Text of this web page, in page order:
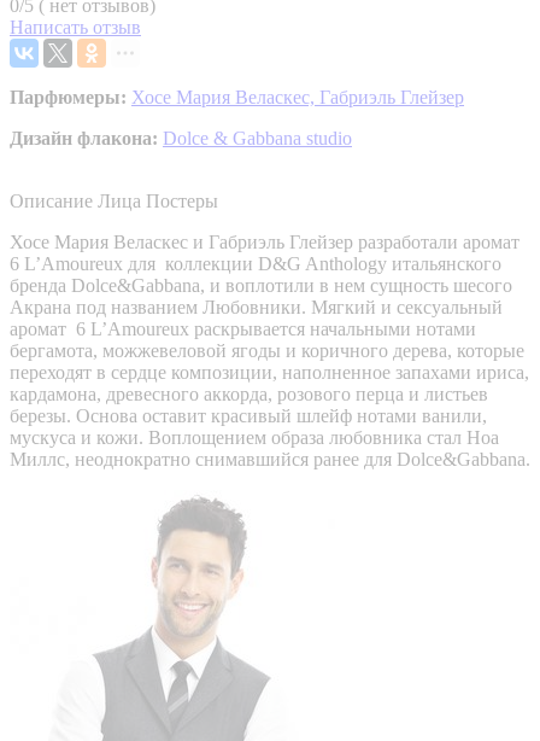
0/5 ( нет отзывов)
Написать отзыв
Парфюмеры: Хосе Мария Веласкес, Габриэль Глейзер
Дизайн флакона: Dolce & Gabbana studio
Описание Лица Постеры
Хосе Мария Веласкес и Габриэль Глейзер разработали аромат
6 L’Amoureux для коллекции D&G Anthology итальянского
бренда Dolce&Gabbana, и воплотили в нем сущность шесого
Акрана под названием Любовники. Мягкий и сексуальный
аромат 6 L’Amoureux раскрывается начальными нотами
бергамота, можжевеловой ягоды и коричного дерева, которые
переходят в сердце композиции, наполненное запахами ириса,
кардамона, древесного аккорда, розового перца и листьев
березы. Основа оставит красивый шлейф нотами ванили,
мускуса и кожи. Воплощением образа любовника стал Ноа
Миллс, неоднократно снимавшийся ранее для Dolce&Gabbana.